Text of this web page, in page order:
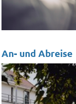
An- und Abreise